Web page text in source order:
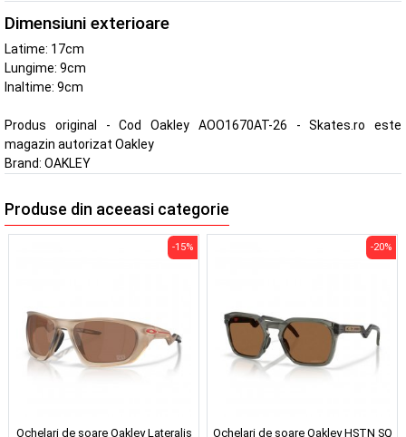
Dimensiuni exterioare
Latime: 17cm
Lungime: 9cm
Inaltime: 9cm
Produs original - Cod Oakley AOO1670AT-26 - Skates.ro este
magazin autorizat Oakley
Brand: OAKLEY
Produse din aceeasi categorie
Ochelari de soare Oakley Lateralis
-15%
Ochelari de soare Oakley HSTN SQ
-20%